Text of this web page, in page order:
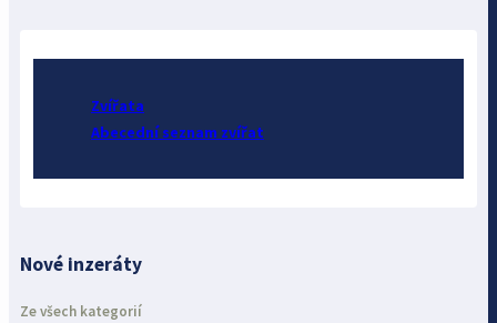
Zvířata
Abecední seznam zvířat
Nové inzeráty
Ze všech kategorií